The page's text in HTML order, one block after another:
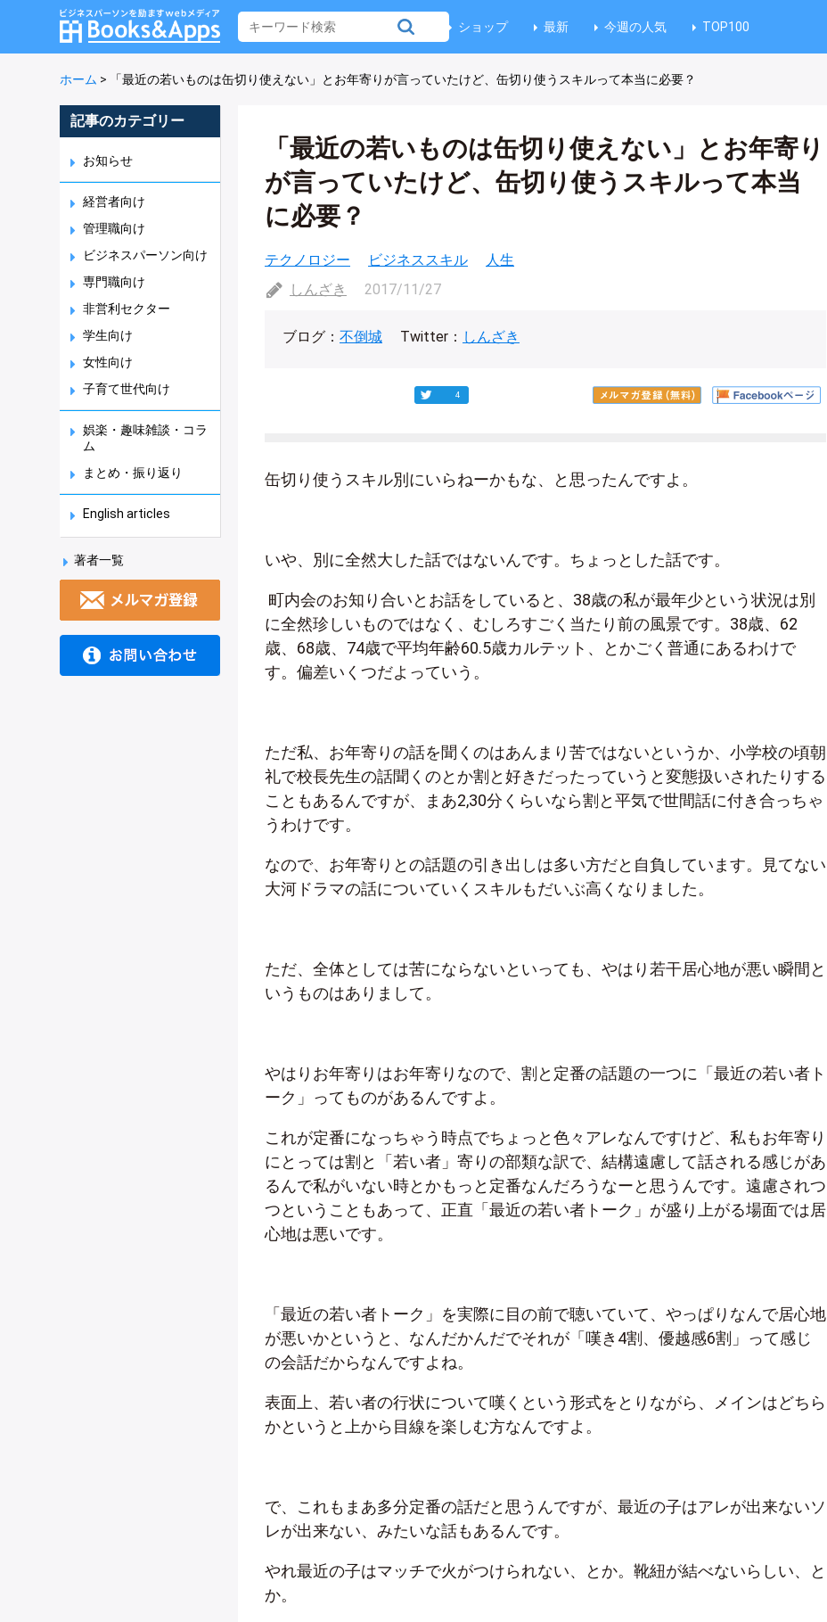
ショップ 最新 今週の人気 TOP100
ホーム > 「最近の若いものは缶切り使えない」とお年寄りが言っていたけど、缶切り使うスキルって本当に必要？
記事のカテゴリー
お知らせ
経営者向け
管理職向け
ビジネスパーソン向け
専門職向け
非営利セクター
学生向け
女性向け
子育て世代向け
娯楽・趣味雑談・コラ
ム
まとめ・振り返り
English articles
著者一覧
「最近の若いものは缶切り使えない」とお年寄り
が言っていたけど、缶切り使うスキルって本当
に必要？
テクノロジー ビジネススキル
人生
しんざき
2017/11/27
ブログ： 不倒城 Twitter： しんざき
4
缶切り使うスキル別にいらねーかもな、と思ったんですよ。
いや、別に全然大した話ではないんです。ちょっとした話です。
町内会のお知り合いとお話をしていると、 38歳の私が最年少という状況は別
に全然珍しいものではなく、むしろすごく当たり前の風景です。 38歳、 62
歳、 68歳、 74歳で平均年齢60.5歳カルテット、とかごく普通にあるわけで
す。偏差いくつだよっていう。
ただ私、お年寄りの話を聞くのはあんまり苦ではないというか、小学校の頃朝
礼で校長先生の話聞くのとか割と好きだったっていうと変態扱いされたりする
こともあるんですが、まあ2,30分くらいなら割と平気で世間話に付き合っちゃ
うわけです。
なので、お年寄りとの話題の引き出しは多い方だと自負しています。見てない
大河ドラマの話についていくスキルもだいぶ高くなりました。
ただ、全体としては苦にならないといっても、やはり若干居心地が悪い瞬間と
いうものはありまして。
やはりお年寄りはお年寄りなので、割と定番の話題の一つに「最近の若い者ト
ーク」ってものがあるんですよ。
これが定番になっちゃう時点でちょっと色々アレなんですけど、私もお年寄り
にとっては割と「若い者」寄りの部類な訳で、結構遠慮して話される感じがあ
るんで私がいない時とかもっと定番なんだろうなーと思うんです。遠慮されつ
つということもあって、正直「最近の若い者トーク」が盛り上がる場面では居
心地は悪いです。
「最近の若い者トーク」を実際に目の前で聴いていて、やっぱりなんで居心地
が悪いかというと、なんだかんだでそれが「嘆き 4割、優越感6割」って感じ
の会話だからなんですよね。
表面上、若い者の行状について嘆くという形式をとりながら、メインはどちら
かというと上から目線を楽しむ方なんですよ。
で、これもまあ多分定番の話だと思うんですが、最近の子はアレが出来ないソ
レが出来ない、みたいな話もあるんです。
やれ最近の子はマッチで火がつけられない、とか。靴紐が結べないらしい、と
か。